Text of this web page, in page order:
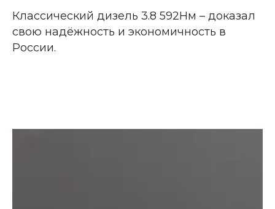
Классический дизель 3.8 592Нм – доказал
свою надёжность и экономичность в
России.